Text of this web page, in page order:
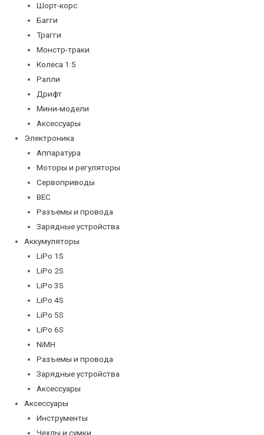
Шорт-корс
Багги
Трагги
Монстр-траки
Колеса 1:5
Ралли
Дрифт
Мини-модели
Аксессуары
Электроника
Аппаратура
Моторы и регуляторы
Сервоприводы
BEC
Разъемы и провода
Зарядные устройства
Аккумуляторы
LiPo 1S
LiPo 2S
LiPo 3S
LiPo 4S
LiPo 5S
LiPo 6S
NiMH
Разъемы и провода
Зарядные устройства
Аксессуары
Аксессуары
Инструменты
Чехлы и сумки